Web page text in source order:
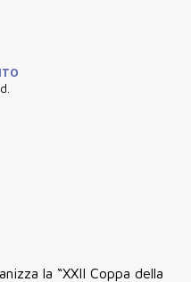
la “XXII Coppa della